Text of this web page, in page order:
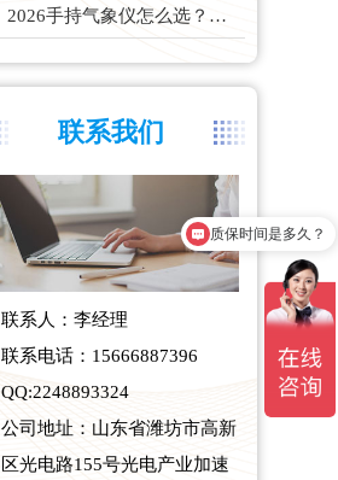
2026手持气象仪怎么选？云境天合、天蔚主流机型深度测评
联系我们
联系人：李经理
联系电话：15666887396
QQ:2248893324
公司地址：山东省潍坊市高新
区光电路155号光电产业加速
产品有检测证书吗？
质保时间是多久？